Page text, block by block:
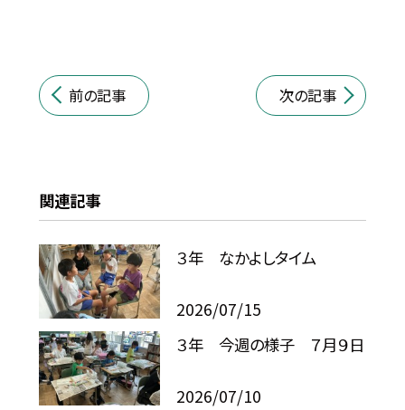
前の記事 次の記事
関連記事
３年 なかよしタイム
2026/07/15
３年 今週の様子 ７月９日
2026/07/10